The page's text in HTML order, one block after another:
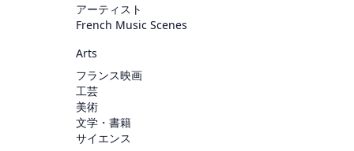
アーティスト
French Music Scenes
Arts
フランス映画
工芸
美術
文学・書籍
サイエンス